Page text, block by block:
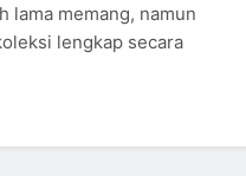
lama memang, namun
lengkap secara